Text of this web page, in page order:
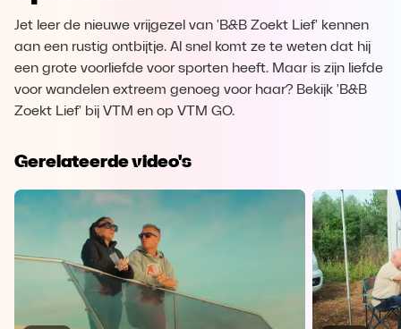
Jet leer de nieuwe vrijgezel van 'B&B Zoekt Lief' kennen
aan een rustig ontbijtje. Al snel komt ze te weten dat hij
een grote voorliefde voor sporten heeft. Maar is zijn liefde
voor wandelen extreem genoeg voor haar? Bekijk 'B&B
Zoekt Lief' bij VTM en op VTM GO.
Gerelateerde video's